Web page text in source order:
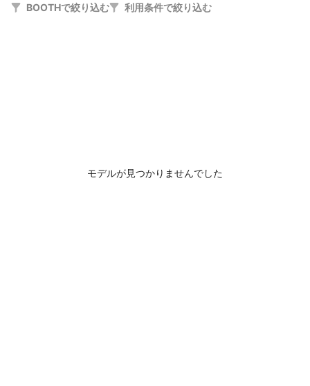
BOOTHで絞り込む 利用条件で絞り込む
モデルが見つかりませんでした